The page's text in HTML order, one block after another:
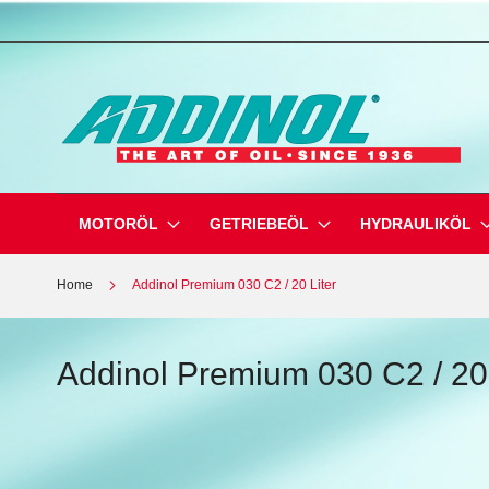
zum
MOTORÖL GETRIEBEÖL HYDRAULIKÖL
Home Addinol Premium 030 C2 / 20 Liter
Addinol Premium 030 C2 /